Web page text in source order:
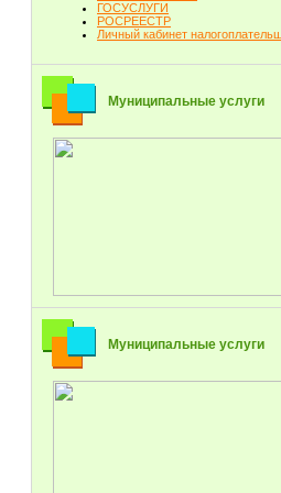
ГОСУСЛУГИ
РОСРЕЕСТР
Личный кабинет
Муниципальные услуги
Муниципальные услуги